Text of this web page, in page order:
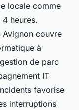
locale comme
4 heures.
Avignon couvre
à
de parc
IT
favorise
interruptions